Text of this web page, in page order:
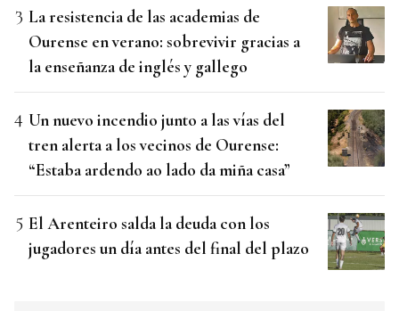
La resistencia de las academias de
Ourense en verano: sobrevivir gracias a
la enseñanza de inglés y gallego
Un nuevo incendio junto a las vías del
tren alerta a los vecinos de Ourense:
“Estaba ardendo ao lado da miña casa”
El Arenteiro salda la deuda con los
jugadores un día antes del final del plazo